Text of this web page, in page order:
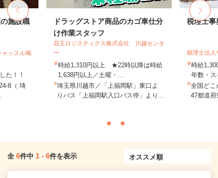
施設職
ッスル鳩
た！！
8（ 埼
ドラッグストア商品のカゴ車仕分
け作業スタッフ
花王ロジスティクス株式会社 川越センタ
ー
時給1,310円以上 ★22時以降は時給
1,638円以上／土曜・...
埼玉県川越市／「上福岡駅」東口よ
りバス「上福岡駅入口バス停」より...
税理士事
税理士法人
時給
年数・
全国どこ
47都道
全 6件中 1 - 6件を表示